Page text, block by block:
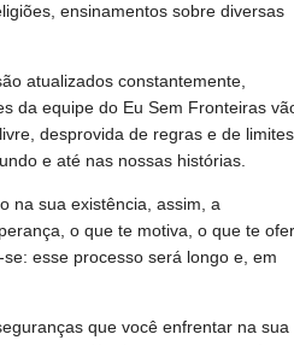
ensinamentos sobre diversas
atualizados constantemente,
da equipe do Eu Sem Fronteiras
desprovida de regras e de limites.
e até nas nossas histórias.
na sua existência, assim, a
o que te motiva, o que te
esse processo será longo e, em
que você enfrentar na sua